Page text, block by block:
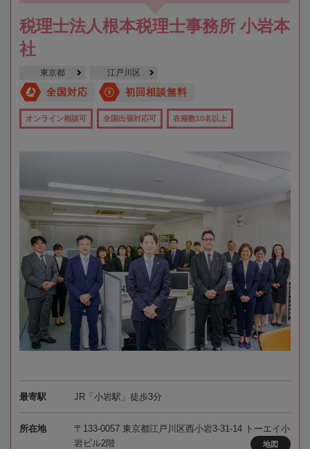
税理士法人根本税理士事務所 小岩本
社
東京都 江戸川区
全国対応 初回相談無料
オンライン相談可 全国出張対応可 在籍数10名以上
最寄駅 JR「小岩駅」徒歩3分
所在地
〒133-0057 東京都江戸川区西小岩3-31-14 トーエイ小
岩ビル2階
地図